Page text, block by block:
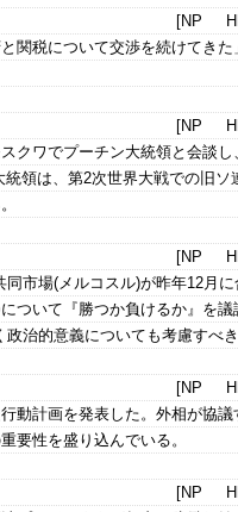
[NP
関税について交渉を続けてき
[NP
クワでプーチン大統領と会談
領は、第2次世界大戦での旧
[NP
市場(メルコスル)が昨年12月
ついて『勝つか負けるか』を
治的意義についても考慮すべき
[NP
動計画を発表した。外相が協
要性を盛り込んでいる。
[NP